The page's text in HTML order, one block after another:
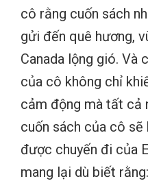
cô rằng cuốn sách
gửi đến quê hương,
Canada lộng gió. Và
của cô không chỉ
cảm động mà tất cả
cuốn sách của cô sẽ
được chuyến đi của
mang lại dù biết rằng: